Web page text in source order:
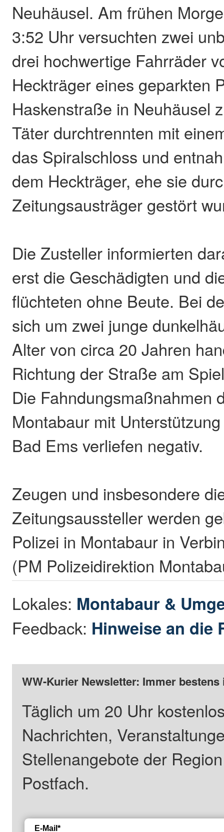
Neuhäusel. Am frühen
3:52 Uhr versuchten zwei
drei hochwertige Fahrräder
Heckträger eines geparkten
Haskenstraße in Neuhäusel
Täter durchtrennten mit
das Spiralschloss und
dem Heckträger, ehe sie
Zeitungsausträger gestört
Die Zusteller informierten
erst die Geschädigten und
flüchteten ohne Beute. Bei
sich um zwei junge
Alter von circa 20 Jahren
Richtung der Straße am
Die Fahndungsmaßnahmen
Montabaur mit
Bad Ems verliefen negativ.
Zeugen und insbesondere
Zeitungsaussteller werden
Polizei in Montabaur in
(PM Polizeidirektion
Lokales: Montabaur &
Feedback: Hinweise an die
WW-Kurier Newsletter: Immer
Täglich um 20 Uhr
Nachrichten,
Stellenangebote der
Postfach.
E-Mail*